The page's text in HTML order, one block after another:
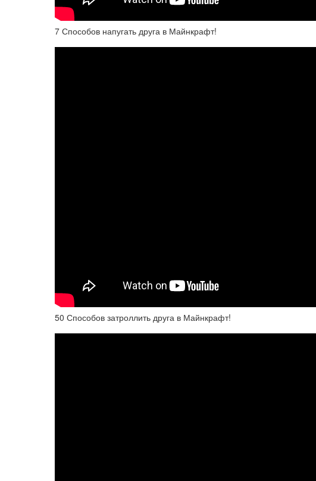
7 Способов напугать друга в Майнкрафт!
50 Способов затроллить друга в Майнкрафт!